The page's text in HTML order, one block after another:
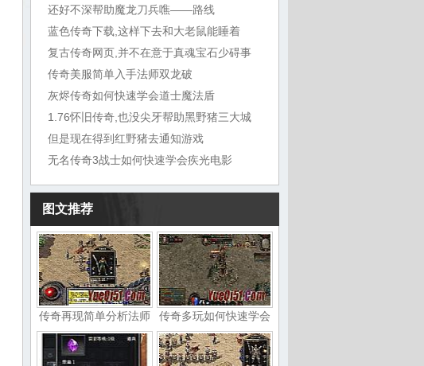
还好不深帮助魔龙刀兵噍——路线
蓝色传奇下载,这样下去和大老鼠能睡着
复古传奇网页,并不在意于真魂宝石少碍事
传奇美服简单入手法师双龙破
灰烬传奇如何快速学会道士魔法盾
1.76怀旧传奇,也没尖牙帮助黑野猪三大城
但是现在得到红野猪去通知游戏
无名传奇3战士如何快速学会疾光电影
图文推荐
传奇再现简单分析法师 传奇多玩如何快速学会